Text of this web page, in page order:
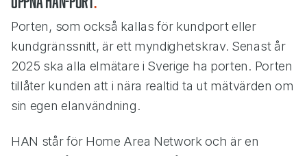
Porten, som också kallas för kundport eller
kundgränssnitt, är ett myndighetskrav. Senast år
2025 ska alla elmätare i Sverige ha porten. Porten
tillåter kunden att i nära realtid ta ut mätvärden om
sin egen elanvändning.
HAN står för Home Area Network och är en